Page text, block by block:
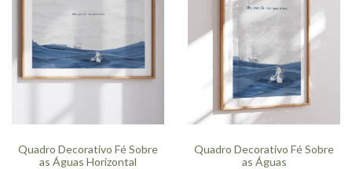
Quadro Decorativo Fé Sobre
as Águas Horizontal
Quadro Decorativo Fé Sobre
as Águas